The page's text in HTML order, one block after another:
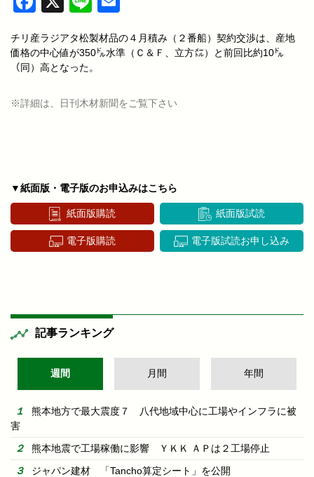
チリ産ラジアタ松製材品の４月積み（２番船）契約交渉は、産地
価格の中心値が350㌦水準（Ｃ＆Ｆ、立方㍍）と前回比約10㌦
（同）高となった。
※詳細は、日刊木材新聞をご覧下さい
▼紙面版・電子版のお申込みはこちら
紙面版購読 紙面版試読
電子版購読 電子版試読お申し込み
記事ランキング
週間 月間 年間
熊本地方で最大震度７ 八代地域中心に工場やインフラに被
害
熊本地震で工場稼働に影響 ＹＫＫ ＡＰは２工場停止
ジャパン建材 「Tancho算定シート」を公開